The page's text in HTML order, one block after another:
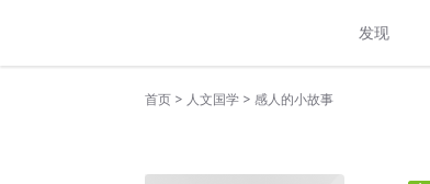
发现
首页 > 人文国学 > 感人的小故事